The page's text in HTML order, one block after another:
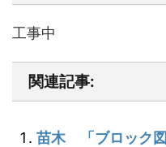
工事中
関連記事:
苗木 「ブロック